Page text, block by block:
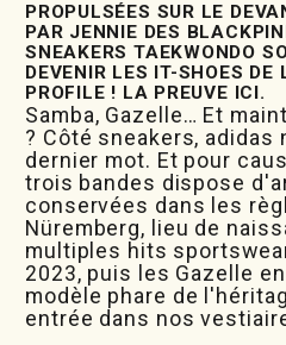
PROPULSÉES SUR LE
PAR JENNIE DES
SNEAKERS TAEKWONDO
DEVENIR LES IT-SHOES DE
PROFILE ! LA PREUVE ICI.
Samba, Gazelle… Et
? Côté sneakers, adidas
dernier mot. Et pour
trois bandes dispose
conservées dans les
Nüremberg, lieu de
multiples hits
2023, puis les Gazelle
modèle phare de
entrée dans nos